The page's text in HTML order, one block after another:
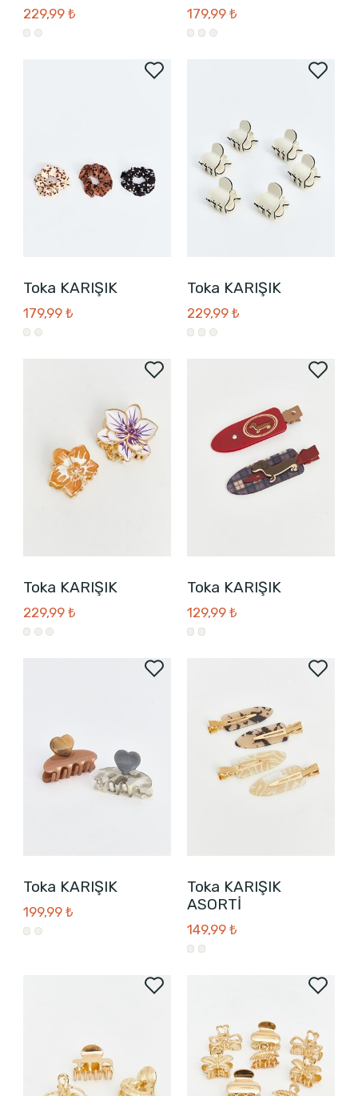
229,99 ₺ 179,99 ₺
Toka KARIŞIK
179,99 ₺
Toka KARIŞIK
229,99 ₺
Toka KARIŞIK
229,99 ₺
Toka KARIŞIK
129,99 ₺
Toka KARIŞIK
199,99 ₺
Toka KARIŞIK
ASORTİ
149,99 ₺